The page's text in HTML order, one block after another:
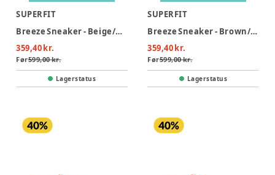
SUPERFIT
Breeze Sneaker - Beige/Gul
359,40 kr.
Før599,00 kr.
Lagerstatus
SUPERFIT
Breeze Sneaker - Brown/Yellow
359,40 kr.
Før599,00 kr.
Lagerstatus